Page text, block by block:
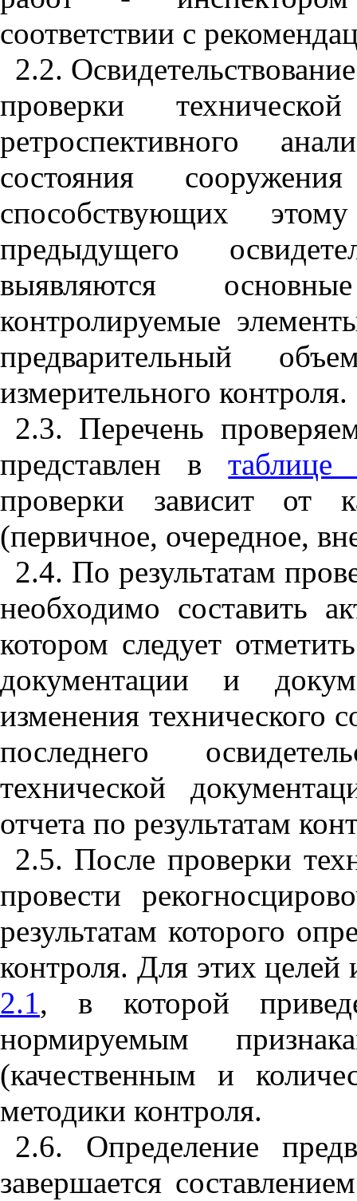
соответствии с
2.2.
проверки
ретроспективного
состояния
способствующих
предыдущего
выявляются
контролируемые
предварительный
измерительного контроля.
2.3. Перечень
представлен в
проверки зависит от
(первичное, очередное,
2.4. По результатам
необходимо составить
котором следует
документации и
изменения технического
последнего
технической
отчета по результатам
2.5. После проверки
провести
результатам которого
контроля. Для этих целей
2.1, в которой
нормируемым
(качественным и
методики контроля.
2.6. Определение
завершается